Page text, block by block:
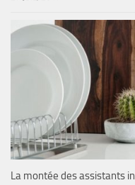
La montée des assistants